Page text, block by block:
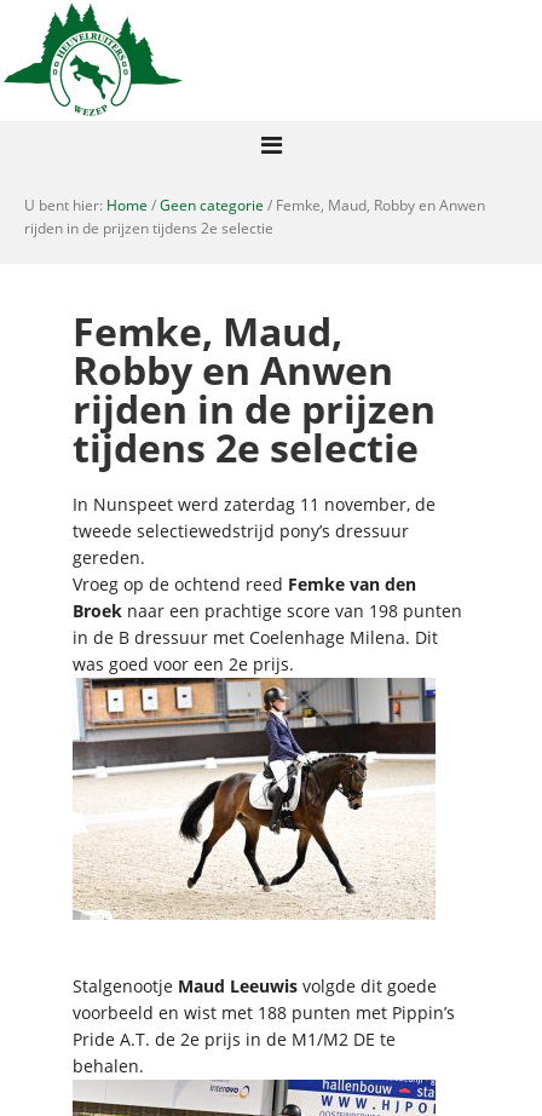
U bent hier: Home /Geen categorie / Femke, Maud, Robby en Anwen
rijden in de prijzen tijdens 2e selectie
Femke, Maud,
Robby en Anwen
rijden in de prijzen
tijdens 2e selectie
In Nunspeet werd zaterdag 11 november, de
tweede selectiewedstrijd pony’s dressuur
gereden.
Vroeg op de ochtend reed Femke van den
Broek naar een prachtige score van 198 punten
in de B dressuur met Coelenhage Milena. Dit
was goed voor een 2e prijs.
Stalgenootje Maud Leeuwis volgde dit goede
voorbeeld en wist met 188 punten met Pippin’s
Pride A.T. de 2e prijs in de M1/M2 DE te
behalen.